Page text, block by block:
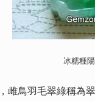
冰糯種
鳥羽毛翠綠稱為